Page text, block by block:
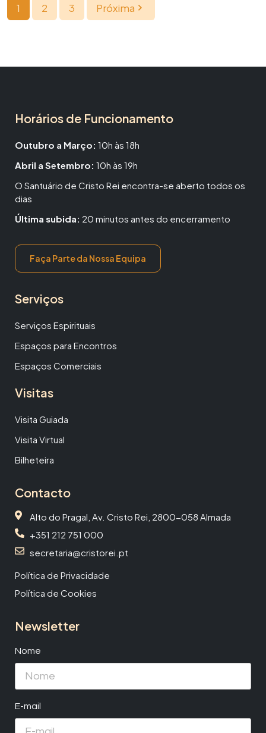
1 2 3 Próxima
Horários de Funcionamento
Outubro a Março: 10h às 18h
Abril a Setembro: 10h às 19h
O Santuário de Cristo Rei encontra-se aberto todos os
dias
Última subida: 20 minutos antes do encerramento
Faça Parte da Nossa Equipa
Serviços
Serviços Espirituais
Espaços para Encontros
Espaços Comerciais
Visitas
Visita Guiada
Visita Virtual
Bilheteira
Contacto
Alto do Pragal, Av. Cristo Rei, 2800-058 Almada
+351 212 751 000
secretaria@cristorei.pt
Política de Privacidade
Política de Cookies
Newsletter
Nome
E-mail